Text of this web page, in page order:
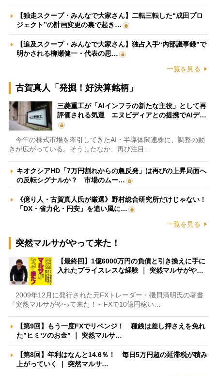
【独走スクープ・みんなで大家さん】二転三転した“成田プロ
ジェクト”の計画変更の裏で起き…
【追及スクープ・みんなで大家さん】独占入手“内部議事録”で
明かされる柳瀬健一・代表の思…
一覧を見る
古賀真人「発掘！好決算銘柄」
三菱重工が「AIインフラの新たな主役」として再
評価される気運 エヌビディアとの提携でAIデ…
今年の株式市場を牽引してきたAI・半導体関連株に、調整の動
きが広がっている。そうしたなか、再び注目…
キオクシアHD「7万円割れからの急反発」は再びの上昇局面へ
の反転シグナルか？ 市場のムー…
《億り人・古賀真人氏が厳選》野村総合研究所だけじゃない！
「DX・省力化・円安」を追い風に…
一覧を見る
突然マルサがやって来た！
【最終回】1億6000万円の負債と引き換えに手に
入れたプライスレスな経験 ｜ 突然マルサがや…
2009年12月に発行された元FXトレーダー・磯貝清明氏の著書
『突然マルサがやって来た！～FXで10億円稼い…
【第9回】もう一度FXでリベンジ！ 種銭は差し押さえを免れ
た”ヒミツのお金” ｜ 突然マルサ…
【第8回】年利はなんと14.6％！ 毎日5万円超の延滞税が積み
上がっていく ｜ 突然マルサ…